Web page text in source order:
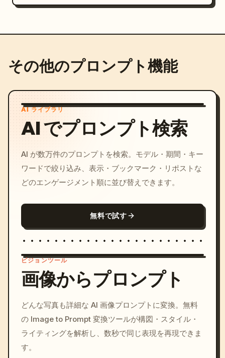
その他のプロンプト機能
AI ライブラリ
AI でプロンプト検索
AI が数万件のプロンプトを検索。モデル・期間・キー
ワードで絞り込み、表示・ブックマーク・リポストな
どのエンゲージメント順に並び替えできます。
無料で試す
c, cyberpunk sunset, neon
colors, 8k --v 6.0
ビジョンツール
画像からプロンプト
どんな写真も詳細な AI 画像プロンプトに変換。無料
の Image to Prompt 変換ツールが構図・スタイル・
ライティングを解析し、数秒で同じ表現を再現できま
す。